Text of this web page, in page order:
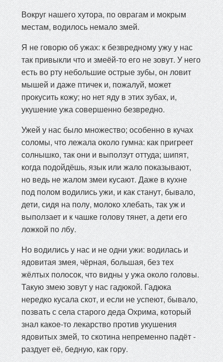
Вокруг нашего хутора, по оврагам и мокрым
местам, водилось немало змей.
Я не говорю об ужах: к безвредному ужу у нас
так привыкли что и змеёй-то его не зовут. У него
есть во рту небольшие острые зубы, он ловит
мышей и даже птичек и, пожалуй, может
прокусить кожу; но нет яду в этих зубах, и,
укушение ужа совершенно безвредно.
Ужей у нас было множество; особенно в кучах
соломы, что лежала около гумна: как пригреет
солнышко, так они и выползут оттуда; шипят,
когда подойдёшь, язык или жало показывают,
но ведь не жалом змеи кусают. Даже в кухне
под полом водились ужи, и как станут, бывало,
дети, сидя на полу, молоко хлебать, так уж и
выползает и к чашке голову тянет, а дети его
ложкой по лбу.
Но водились у нас и не одни ужи: водилась и
ядовитая змея, чёрная, большая, без тех
жёлтых полосок, что видны у ужа около головы.
Такую змею зовут у нас гадюкой. Гадюка
нередко кусала скот, и если не успеют, бывало,
позвать с села старого деда Охрима, который
знал какое-то лекарство против укушения
ядовитых змей, то скотина непременно падёт -
раздует её, бедную, как гору.